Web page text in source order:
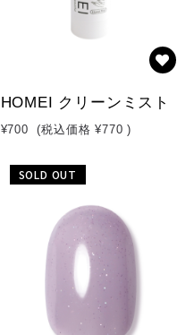
HOMEI クリーンミスト
¥700 (税込価格 ¥770 )
SOLD OUT